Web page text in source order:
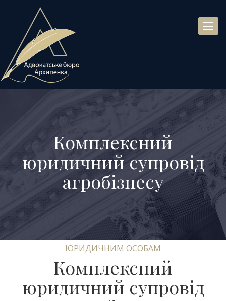
Комплексний
юридичний супровід
агробізнесу
ЮРИДИЧНИМ ОСОБАМ
Комплексний
юридичний супровід